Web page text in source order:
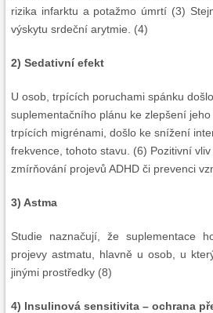
rizika infarktu a potažmo úmrtí (3)
výskytu srdeční arytmie. (4)
2) Sedativní efekt
U osob, trpících poruchami spánku
suplementačního plánu ke zlepšení jeho
trpících migrénami, došlo ke snížení
frekvence, tohoto stavu. (6) Pozitivní
zmírňování projevů ADHD či prevenci
3) Astma
Studie naznačují, že suplementace
projevy astmatu, hlavně u osob, u
jinými prostředky (8)
4) Insulinová sensitivita – ochrana